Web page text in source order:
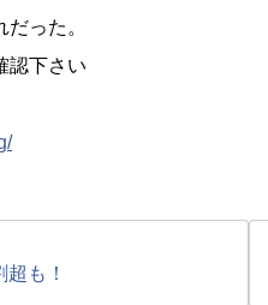
った。
認下さい
も！